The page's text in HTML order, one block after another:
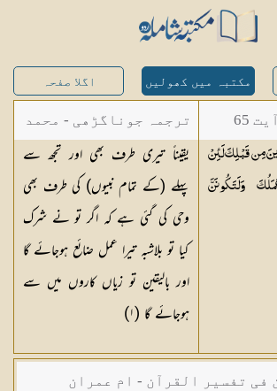
مکتبہ میں کھولیں اگلا صفحہ
65
مِن قَبْلِكَ لَئِنْ
وَلَتَكُونَنَّ
ترجمہ جوناگڑھی - محمد
جونا گڑھی
یقیناً تیری طرف بھی اور تجھ سے
پہلے (کے تمام نبیوں) کی طرف بھی
وحی کی گئی ہے کہ اگر تو نے شرک
کیا تو بلاشبہ تیرا عمل ضائع ہوجائے گا
اور بالیقین تو زیاں کاروں میں سے
ہوجائے گا (١)
فی تفسیر القرآن - ام عمران